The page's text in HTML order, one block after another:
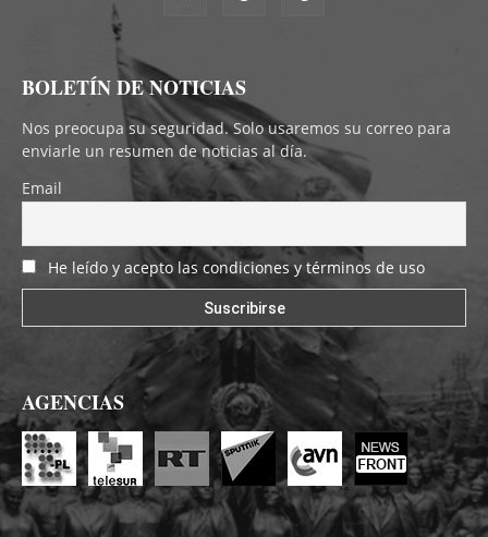
BOLETÍN DE NOTICIAS
Nos preocupa su seguridad. Solo usaremos su correo para
enviarle un resumen de noticias al día.
Email
He leído y acepto las condiciones y términos de uso
AGENCIAS